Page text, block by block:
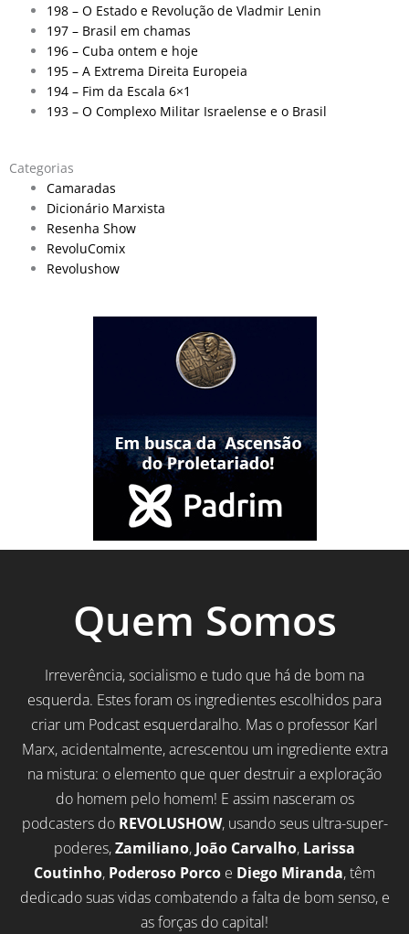
198 – O Estado e Revolução de Vladmir Lenin
197 – Brasil em chamas
196 – Cuba ontem e hoje
195 – A Extrema Direita Europeia
194 – Fim da Escala 6×1
193 – O Complexo Militar Israelense e o Brasil
Categorias
Camaradas
Dicionário Marxista
Resenha Show
RevoluComix
Revolushow
Quem Somos
Irreverência, socialismo e tudo que há de bom na
esquerda. Estes foram os ingredientes escolhidos para
criar um Podcast esquerdaralho. Mas o professor Karl
Marx, acidentalmente, acrescentou um ingrediente extra
na mistura: o elemento que quer destruir a exploração
do homem pelo homem! E assim nasceram os
podcasters do REVOLUSHOW, usando seus ultra-super-
poderes,Zamiliano, João Carvalho, Larissa
Coutinho, Poderoso Porco e Diego Miranda, têm
dedicado suas vidas combatendo a falta de bom senso, e
as forças do capital!